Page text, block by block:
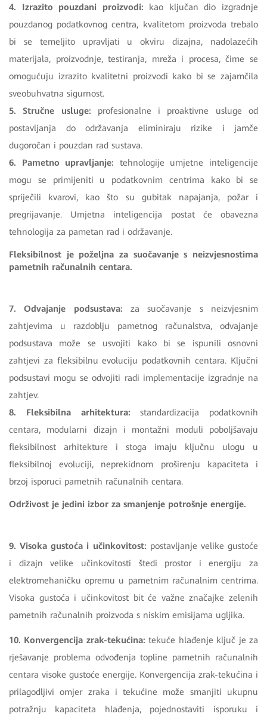
4. Izrazito pouzdani proizvodi: kao ključan dio izgradnje
pouzdanog podatkovnog centra, kvalitetom proizvoda trebalo
bi se temeljito upravljati u okviru dizajna, nadolazećih
materijala, proizvodnje, testiranja, mreža i procesa, čime se
omogućuju izrazito kvalitetni proizvodi kako bi se zajamčila
sveobuhvatna sigurnost.
5. Stručne usluge: profesionalne i proaktivne usluge od
postavljanja do održavanja eliminiraju rizike i jamče
dugoročan i pouzdan rad sustava.
6. Pametno upravljanje: tehnologije umjetne inteligencije
mogu se primijeniti u podatkovnim centrima kako bi se
spriječili kvarovi, kao što su gubitak napajanja, požar i
pregrijavanje. Umjetna inteligencija postat će obavezna
tehnologija za pametan rad i održavanje.
Fleksibilnost je poželjna za suočavanje s neizvjesnostima
pametnih računalnih centara.
7. Odvajanje podsustava: za suočavanje s neizvjesnim
zahtjevima u razdoblju pametnog računalstva, odvajanje
podsustava može se usvojiti kako bi se ispunili osnovni
zahtjevi za fleksibilnu evoluciju podatkovnih centara. Ključni
podsustavi mogu se odvojiti radi implementacije izgradnje na
zahtjev.
8. Fleksibilna arhitektura:standardizacija podatkovnih
centara, modularni dizajn i montažni moduli poboljšavaju
fleksibilnost arhitekture i stoga imaju ključnu ulogu u
fleksibilnoj evoluciji, neprekidnom proširenju kapaciteta i
brzoj isporuci pametnih računalnih centara.
Održivost je jedini izbor za smanjenje potrošnje energije.
9. Visoka gustoća i učinkovitost: postavljanje velike gustoće
i dizajn velike učinkovitosti štedi prostor i energiju za
elektromehaničku opremu u pametnim računalnim centrima.
Visoka gustoća i učinkovitost bit će važne značajke zelenih
pametnih računalnih proizvoda s niskim emisijama ugljika.
10. Konvergencija zrak-tekućina:tekuće hlađenje ključ je za
rješavanje problema odvođenja topline pametnih računalnih
centara visoke gustoće energije. Konvergencija zrak-tekućina i
prilagodljivi omjer zraka i tekućine može smanjiti ukupnu
potražnju kapaciteta hlađenja, pojednostaviti isporuku i